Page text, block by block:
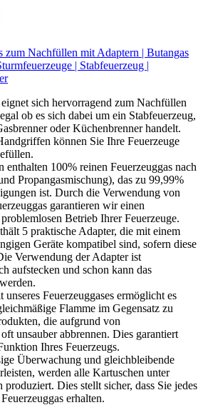
zum Nachfüllen mit Adaptern | Butangas
| Stabfeuerzeug |
sich hervorragend zum Nachfüllen
ob es sich dabei um ein Stabfeuerzeug,
oder Küchenbrenner handelt.
können Sie Ihre Feuerzeuge
enthalten 100% reinen Feuerzeuggas nach
Propangasmischung), das zu 99,99%
ist. Durch die Verwendung von
garantieren wir einen
Betrieb Ihrer Feuerzeuge.
5 praktische Adapter, die mit einem
Geräte kompatibel sind, sofern diese
Verwendung der Adapter ist
aufstecken und schon kann das
Feuerzeuggases ermöglicht es
Flamme im Gegensatz zu
die aufgrund von
unsauber abbrennen. Dies garantiert
Ihres Feuerzeugs.
Überwachung und gleichbleibende
werden alle Kartuschen unter
Dies stellt sicher, dass Sie jedes
erhalten.